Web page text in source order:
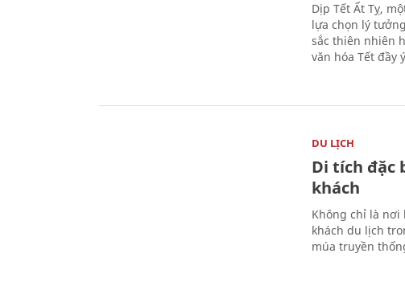
Dịp Tết Ất Tỵ,
lựa chọn lý
sắc thiên nhiên
văn hóa Tết đầy
DU LỊCH
Di tích đặc
khách
Không chỉ là nơi
khách du lịch
múa truyền